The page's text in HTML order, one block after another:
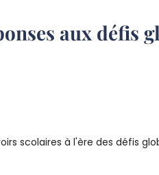
aux défis
scolaires à l'ère des défis